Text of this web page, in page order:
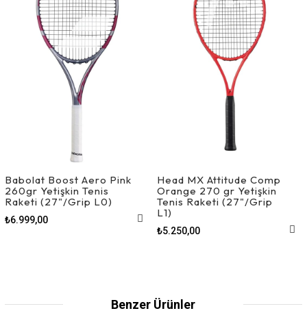
Babolat Boost Aero Pink
260gr Yetişkin Tenis
Raketi (27"/Grip L0)
₺6.999,00
Head MX Attitude Comp
Orange 270 gr Yetişkin
Tenis Raketi (27"/Grip
L1)
₺5.250,00
Benzer Ürünler